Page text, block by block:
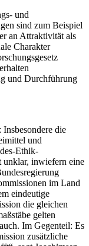
und
sind zum Beispiel
an Attraktivität als
Charakter
und Durchführung
die
und
Ethik-
inwiefern eine
im Land
eindeutige
die gleichen
gelten
Im Gegenteil: Es
zusätzliche